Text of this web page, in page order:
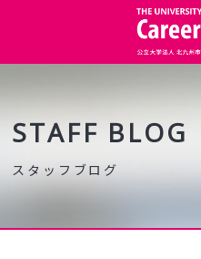
キャリアセ
進路・
STAFF BLOG